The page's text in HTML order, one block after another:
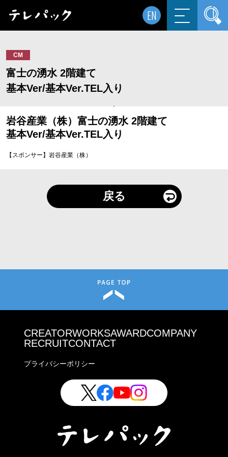
EN
CM
富士の湧水 2階建て
基本Ver/基本Ver.TEL入り
岩谷産業（株）富士の湧水 2階建て
基本Ver/基本Ver.TEL入り
【スポンサー】岩谷産業（株）
戻る
CREATORWORKSAWARDCOMPANY
RECRUITCONTACT
プライバシーポリシー